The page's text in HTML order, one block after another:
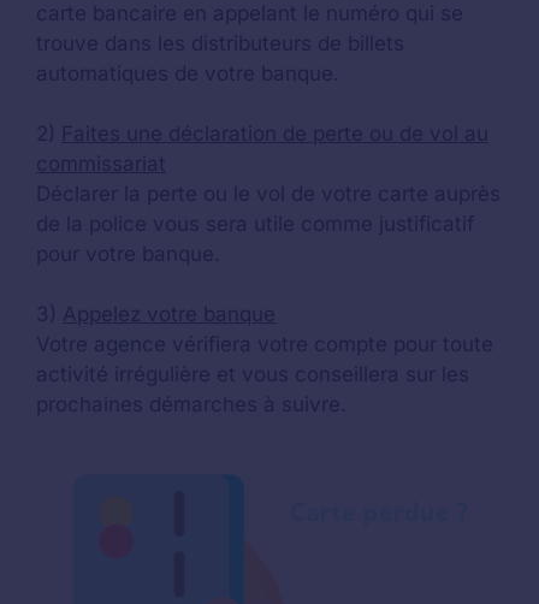
carte bancaire en appelant le numéro qui se
trouve dans les distributeurs de billets
automatiques de votre banque.
2)
Faites une déclaration de perte ou de vol au
commissariat
Déclarer la perte ou le vol de votre carte auprès
de la police vous sera utile comme justificatif
pour votre banque.
3) Appelez votre banque
Votre agence vérifiera votre compte pour toute
activité irrégulière et vous conseillera sur les
prochaines démarches à suivre.